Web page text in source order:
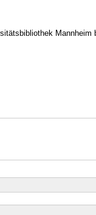
Mannheim